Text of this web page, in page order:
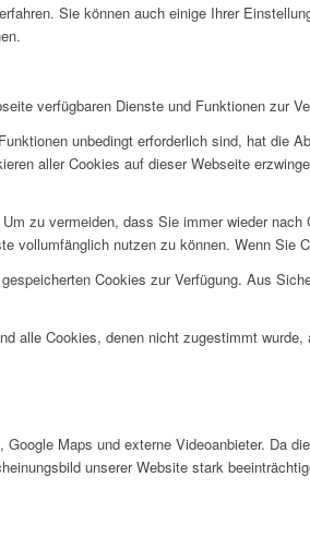
Sie können auch einige Ihrer
verfügbaren Dienste und Funktionen zur
unbedingt erforderlich sind, hat
aller Cookies auf dieser Webseite
zu vermeiden, dass Sie immer wieder
vollumfänglich nutzen zu können. Wenn Sie
Cookies zur Verfügung. Aus
alle Cookies, denen nicht zugestimmt
Maps und externe Videoanbieter. Da
unserer Website stark